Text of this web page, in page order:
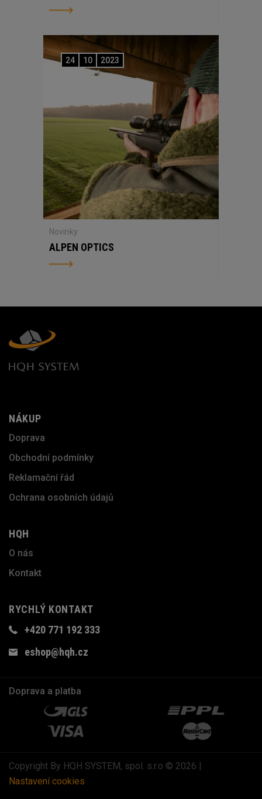
24 10 2023
Novinky
ALPEN OPTICS
NÁKUP
Doprava
Obchodní podmínky
Reklamační řád
Ochrana osobních údajů
HQH
O nás
Kontakt
RYCHLÝ KONTAKT
+420 771 192 333
eshop@hqh.cz
Doprava a platba
Copyright By HQH SYSTEM, spol. s.r.o © 2026 |
Nastavení cookies